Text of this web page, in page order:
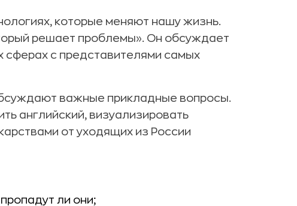
которые меняют нашу жизнь.
решает проблемы». Он обсуждает
с представителями самых
важные прикладные вопросы.
английский, визуализировать
от уходящих из России
ли они;